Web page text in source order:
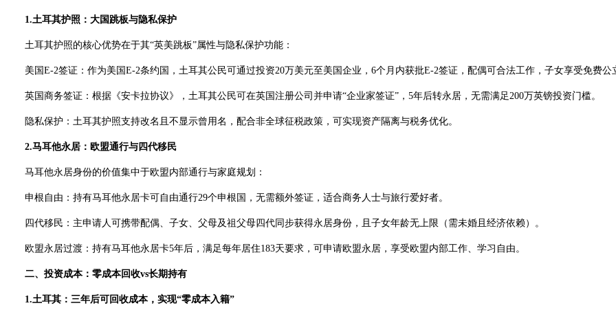
1.土耳其护照：大国跳板与隐私保护
土耳其护照的核心优势在于其“英美跳板”属性与隐私保护功能：
美国E-2签证：作为美国E-2条约国，土耳其公民可通过投资20万美元至美国企业，6个月内获批E-2签证，配偶可合法工作，子女享受免费公
英国商务签证：根据《安卡拉协议》，土耳其公民可在英国注册公司并申请“企业家签证”，5年后转永居，无需满足200万英镑投资门槛。
隐私保护：土耳其护照支持改名且不显示曾用名，配合非全球征税政策，可实现资产隔离与税务优化。
2.马耳他永居：欧盟通行与四代移民
马耳他永居身份的价值集中于欧盟内部通行与家庭规划：
申根自由：持有马耳他永居卡可自由通行29个申根国，无需额外签证，适合商务人士与旅行爱好者。
四代移民：主申请人可携带配偶、子女、父母及祖父母四代同步获得永居身份，且子女年龄无上限（需未婚且经济依赖）。
欧盟永居过渡：持有马耳他永居卡5年后，满足每年居住183天要求，可申请欧盟永居，享受欧盟内部工作、学习自由。
二、投资成本：零成本回收vs长期持有
1.土耳其：三年后可回收成本，实现“零成本入籍”